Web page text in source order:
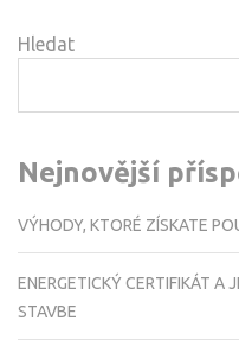
Hledat
Nejnovější
VÝHODY, KTORÉ ZÍSKATE
ENERGETICKÝ CERTIFIKÁT A
STAVBE